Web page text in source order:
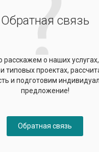
Обратная связь
расскажем о наших
типовых проектах,
и подготовим
предложение!
Обратная связь